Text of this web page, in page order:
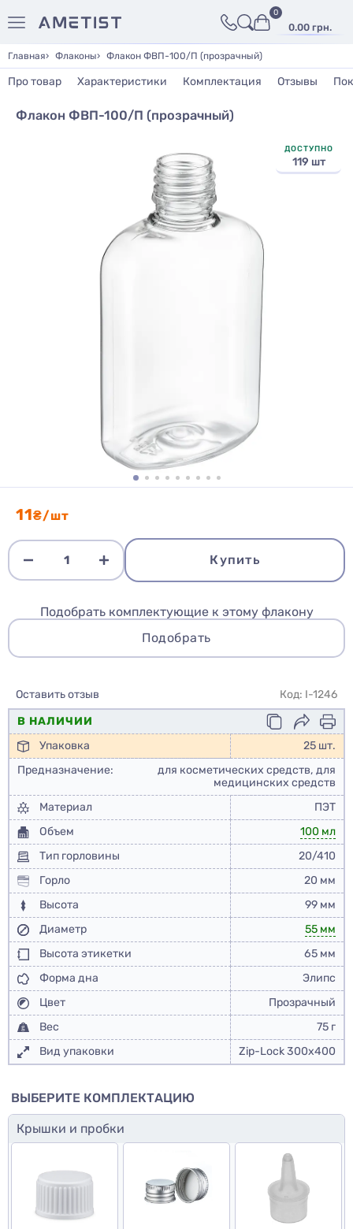
0.00 грн.
0
Главная Флаконы Флакон ФВП-100/П (прозрачный)
Про товар Характеристики Комплектация Отзывы
Флакон ФВП-100/П (прозрачный)
ДОСТУПНО
119 шт
11₴/шт
Купить
Подобрать комплектующие к этому флакону
Подобрать
Оставить отзыв
Код: I-1246
В НАЛИЧИИ
Упаковка
25 шт.
Предназначение:
для косметических средств, для
медицинских средств
Материал
ПЭТ
Объем
100 мл
Тип горловины
20/410
Горло
20 мм
Высота
99 мм
Диаметр
55 мм
Высота этикетки
65 мм
Форма дна
Элипс
Цвет
Прозрачный
Вес
75 г
Вид упаковки
Zip-Lock 300x400
ВЫБЕРИТЕ КОМПЛЕКТАЦИЮ
Крышки и пробки